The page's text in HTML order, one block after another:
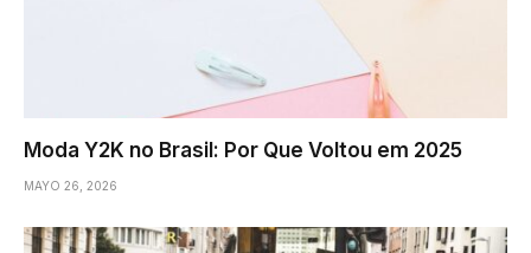
Moda Y2K no Brasil: Por Que Voltou em 2025
MAYO 26, 2026